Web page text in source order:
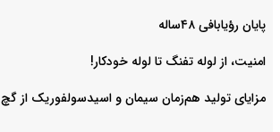
پایان رؤیابافی ۴۸ساله
امنیت، از لوله تفنگ تا ‌لوله خودکار!
مزایای تولید هم‌زمان سیمان و اسیدسولفوریک از گچ